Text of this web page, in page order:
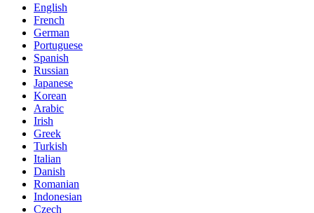
English
French
German
Portuguese
Spanish
Russian
Japanese
Korean
Arabic
Irish
Greek
Turkish
Italian
Danish
Romanian
Indonesian
Czech